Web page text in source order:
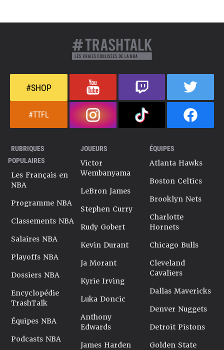
#SHOP
#TTFL
RUBRIQUES
POPULAIRES
Les Français en
NBA
Programme NBA
Classements NBA
Salaires NBA
Playoffs NBA
Dossiers NBA
Encyclopédie
TrashTalk
Équipes NBA
Podcasts NBA
JOUEURS
Victor
Wembanyama
LeBron James
Stephen Curry
Rudy Gobert
Kevin Durant
Ja Morant
Kyrie Irving
Luka Doncic
Anthony
Edwards
James Harden
ÉQUIPES
Atlanta Hawks
Boston Celtics
Brooklyn Nets
Charlotte
Hornets
Chicago Bulls
Cleveland
Cavaliers
Dallas Mavericks
Denver Nuggets
Detroit Pistons
Golden State